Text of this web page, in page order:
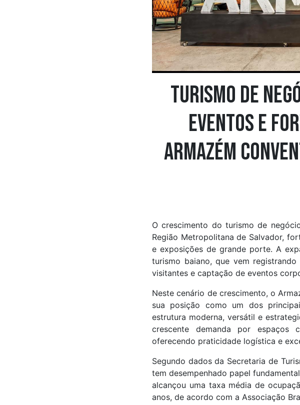
Turismo de
eventos e
Armazém
O crescimento do turismo de
Região Metropolitana de Salvador,
e exposições de grande porte. A
turismo baiano, que vem
visitantes e captação de eventos
Neste cenário de crescimento, o
sua posição como um dos
estrutura moderna, versátil e
crescente demanda por espaços
oferecendo praticidade logística e
Segundo dados da Secretaria de
tem desempenhado papel
alcançou uma taxa média de
anos, de acordo com a Associação